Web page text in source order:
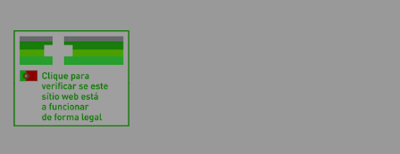
Ver Tudo
Coffrets
Coffrets de
Mulher